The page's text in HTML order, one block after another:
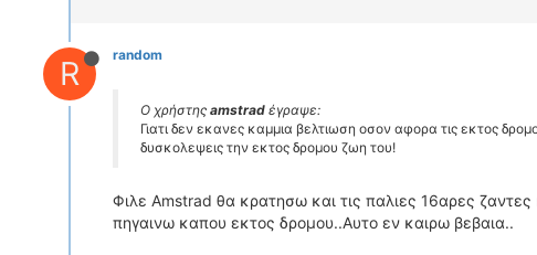
R random
Ο χρήστης amstrad έγραψε:
Γιατι δεν εκανες καμμια βελτιωση οσον αφορα τις εκτος
δυσκολεψεις την εκτος δρομου ζωη του!
Φιλε Amstrad θα κρατησω και τις παλιες 16αρες
πηγαινω καπου εκτος δρομου..Αυτο εν καιρω βεβαια..